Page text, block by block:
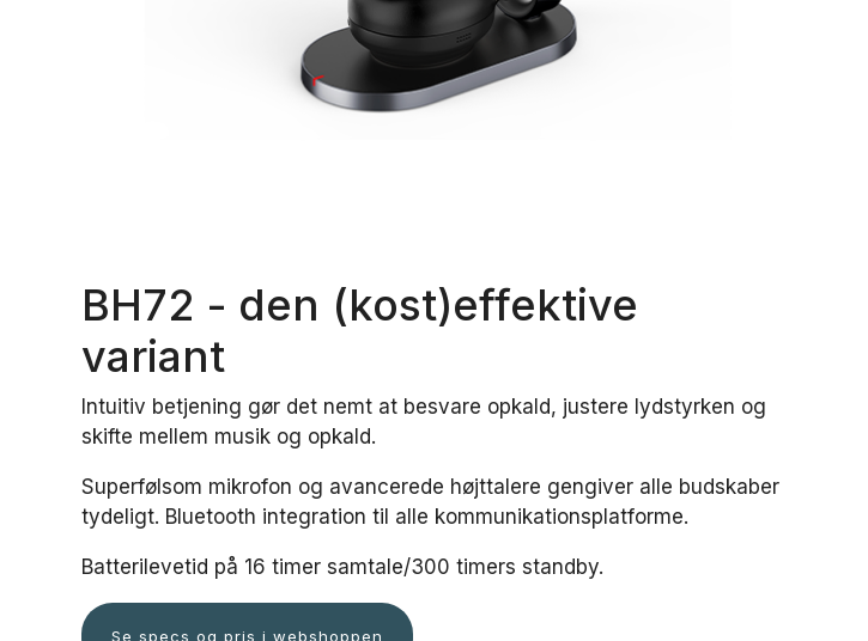
BH72 - den (kost)effektive
variant
Intuitiv betjening gør det nemt at besvare opkald, justere lydstyrken og
skifte mellem musik og opkald.
Superfølsom mikrofon og avancerede højttalere gengiver alle budskaber
tydeligt. Bluetooth integration til alle kommunikationsplatforme.
Batterilevetid på 16 timer samtale/300 timers standby.
Se specs og pris i webshoppen